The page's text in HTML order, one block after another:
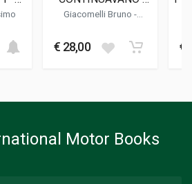
E
CHIAMARMI JACK
Giacomelli Bruno -
€ 28,00 €
Motor Books